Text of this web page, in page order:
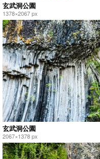
玄武洞公園
1378×2067 px
玄武洞公園
2067×1378 px